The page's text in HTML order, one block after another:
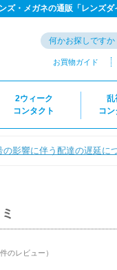
ズ・メガネの通販「レンズダ
お買物ガイド
2ウィーク
コンタクト
乱
コン
の影響に伴う配達の遅延に
のレビュー）